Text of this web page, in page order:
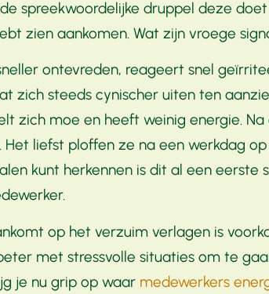
spreekwoordelijke druppel deze
zien aankomen. Wat zijn vroege
ontevreden, reageert snel
zich steeds cynischer uiten ten
zich moe en heeft weinig energie.
Het liefst ploffen ze na een werkdag
kunt herkennen is dit al een
op het verzuim verlagen is
met stressvolle situaties om te
je nu grip op waar medewerkers